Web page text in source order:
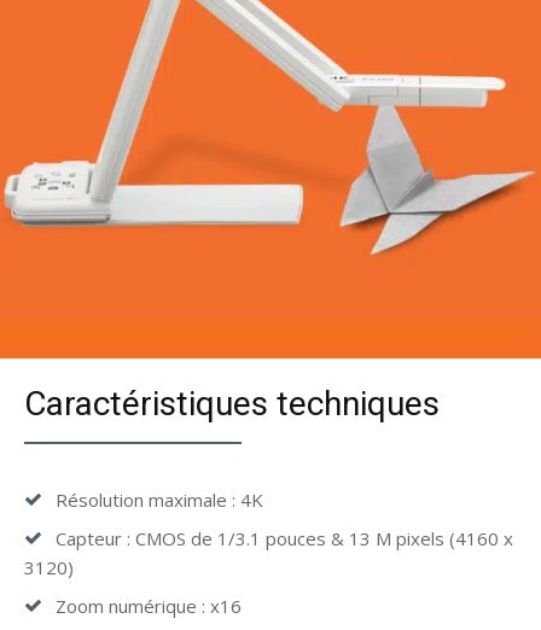
Caractéristiques techniques
Résolution maximale : 4K
Capteur : CMOS de 1/3.1 pouces & 13 M pixels (4160 x
3120)
Zoom numérique : x16